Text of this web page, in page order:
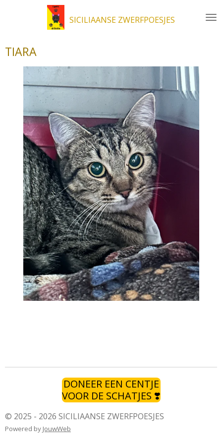
de
hoofdinhoud
SICILIAANSE ZWERFPOESJES
TIARA
DONEER EEN CENTJE
VOOR DE SCHATJES ❣️
© 2025 - 2026 SICILIAANSE ZWERFPOESJES
Powered by JouwWeb